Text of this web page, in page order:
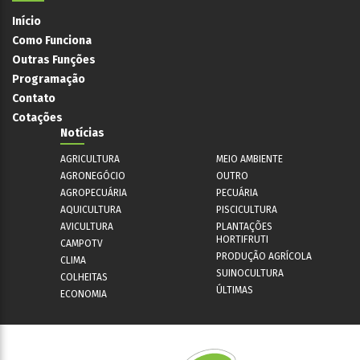
Início
Como Funciona
Outras Funções
Programação
Contato
Cotações
Notícias
AGRICULTURA
AGRONEGÓCIO
AGROPECUÁRIA
AQUICULTURA
AVICULTURA
CAMPOTV
CLIMA
COLHEITAS
ECONOMIA
MEIO AMBIENTE
OUTRO
PECUÁRIA
PISCICULTURA
PLANTAÇÕES
HORTIFRUTI
PRODUÇÃO AGRÍCOLA
SUINOCULTURA
ÚLTIMAS